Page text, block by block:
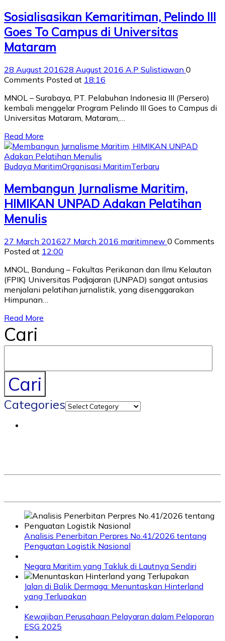
Sosialisasikan Kemaritiman, Pelindo III
Goes To Campus di Universitas
Mataram
28 August 201628 August 2016 A.P Sulistiawan 0
Comments Posted at 18:16
MNOL – Surabaya, PT. Pelabuhan Indonesia III (Persero)
kembali menggelar Program Pelindo III Goes to Campus di
Universitas Mataram, Mataram,…
Read More
Budaya MaritimOrganisasi MaritimTerbaru
Membangun Jurnalisme Maritim,
HIMIKAN UNPAD Adakan Pelatihan
Menulis
27 March 201627 March 2016 maritimnew 0 Comments
Posted at 12:00
MNOL, Bandung – Fakultas Perikanan dan Ilmu Kelautan
(FPIK) Universitas Padjajaran (UNPAD) sangat antusias
menjalani pelatihan jurnalistik, yang disenggarakan
Himpunan…
Read More
Cari
Cari
Categories
Analisis Penerbitan Perpres No.41/2026 tentang
Penguatan Logistik Nasional
Negara Maritim yang Takluk di Lautnya Sendiri
Jalan di Balik Dermaga: Menuntaskan Hinterland
yang Terlupakan
Kewajiban Perusahaan Pelayaran dalam Pelaporan
ESG 2025